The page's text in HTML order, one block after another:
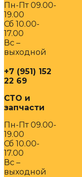
Пн-Пт 09.00-
19.00
Сб 10.00-
17.00
Вс –
выходной
+7 (951) 152
22 69
СТО и
запчасти
Пн-Пт 09.00-
19.00
Сб 10.00-
17.00
Вс –
выходной